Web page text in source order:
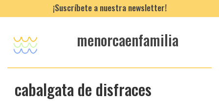
¡Suscríbete a nuestra newsletter!
menorcaenfamilia
cabalgata de disfraces